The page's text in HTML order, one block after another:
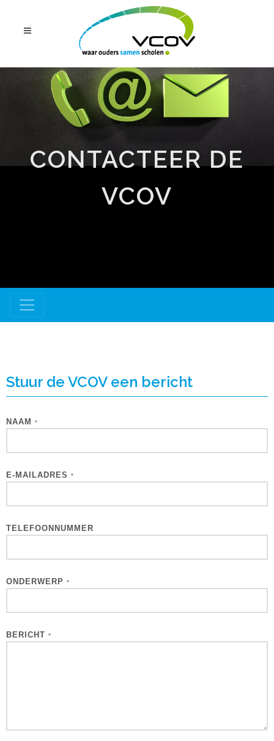
CONTACTEER DE
VCOV
Stuur de VCOV een bericht
NAAM *
E-MAILADRES *
TELEFOONNUMMER
ONDERWERP *
BERICHT *